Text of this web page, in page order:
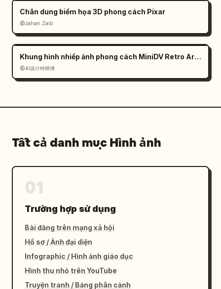
Chân dung biếm họa 3D phong cách Pixar
@Jahan Zaib
Khung hình nhiếp ảnh phong cách MiniDV Retro Arcade
@AI设计钟师傅
Tất cả danh mục Hình ảnh
Trường hợp sử dụng
Bài đăng trên mạng xã hội
Hồ sơ / Ảnh đại diện
Infographic / Hình ảnh giáo dục
Hình thu nhỏ trên YouTube
Truyện tranh / Bảng phân cảnh